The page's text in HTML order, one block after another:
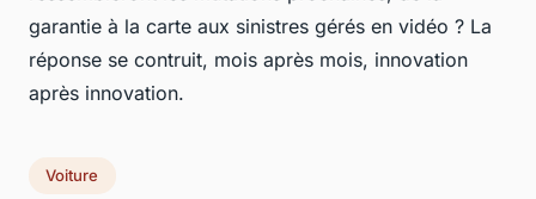
garantie à la carte aux sinistres gérés en vidéo ? La
réponse se contruit, mois après mois, innovation
après innovation.
Voiture